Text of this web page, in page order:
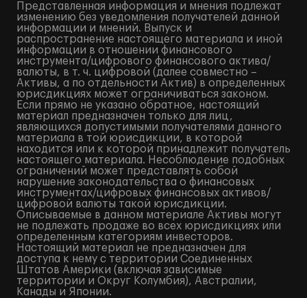
Представленная информация и мнения подлежат
изменению без уведомления получателей данной
информации и мнений. Выпуск и
распространение настоящего материала и иной
информации в отношении финансового
инструмента/цифрового финансового актива/
валюты, в т. ч. цифровой (далее совместно –
Активы, а по отдельности Актив) в определенных
юрисдикциях может ограничиваться законом.
Если прямо не указано обратное, настоящий
материал предназначен только для лиц,
являющихся допустимыми получателями данного
материала в той юрисдикции, в которой
находится или к которой принадлежит получатель
настоящего материала. Несоблюдение подобных
ограничений может представлять собой
нарушение законодательства о финансовых
инструментах/цифровых финансовых активов/
цифровой валюты такой юрисдикции.
Описываемые в данном материале Активы могут
не подлежать продаже во всех юрисдикциях или
определенным категориям инвесторов.
Настоящий материал не предназначен для
доступа к нему с территории Соединенных
Штатов Америки (включая зависимые
территории и Округ Колумбия), Австралии,
Канады и Японии.